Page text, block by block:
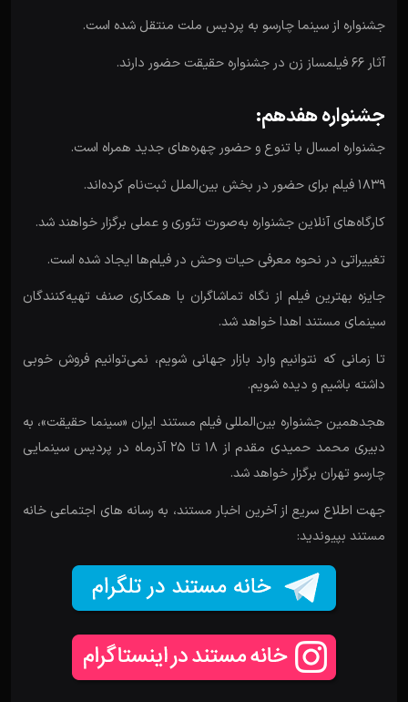
جشنواره از سینما چارسو به پردیس ملت منتقل شده است.
آثار ۶۶ فیلمساز زن در جشنواره حقیقت حضور دارند.
جشنواره هفدهم:
جشنواره امسال با تنوع و حضور چهره‌های جدید همراه است.
۱۸۳۹ فیلم برای حضور در بخش بین‌الملل ثبت‌نام کرده‌اند.
کارگاه‌های آنلاین جشنواره به‌صورت تئوری و عملی برگزار خواهند شد.
تغییراتی در نحوه معرفی حیات وحش در فیلم‌ها ایجاد شده است.
جایزه بهترین فیلم از نگاه تماشاگران با همکاری صنف تهیه‌کنندگان
سینمای مستند اهدا خواهد شد.
تا زمانی که نتوانیم وارد بازار جهانی شویم، نمی‌توانیم فروش خوبی
داشته باشیم و دیده شویم.
هجدهمین جشنواره بین‌المللی فیلم مستند ایران «سینما حقیقت»، به
دبیری محمد حمیدی مقدم از ۱۸ تا ۲۵ آذرماه در پردیس سینمایی
چارسو تهران برگزار خواهد شد.
جهت اطلاع سریع از آخرین اخبار مستند، به رسانه های اجتماعی خانه
مستند بپیوندید: